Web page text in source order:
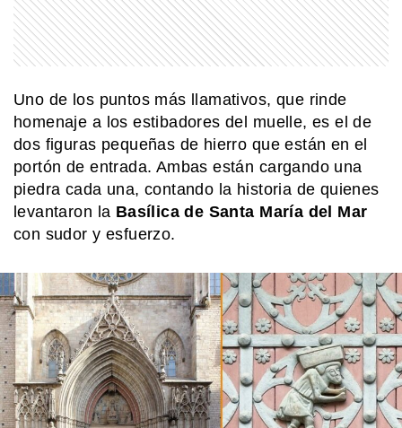
Uno de los puntos más llamativos, que rinde
homenaje a los estibadores del muelle, es el de
dos figuras pequeñas de hierro que están en el
portón de entrada. Ambas están cargando una
piedra cada una, contando la historia de quienes
levantaron la Basílica de Santa María del Mar
con sudor y esfuerzo.
MI PAIS
Cementerio El Salvador: el histórico
sitio patrimonial de Rosario que
sorprende por su arte y su memoria
MI PAIS
Estela: el pueblo ferroviario
bonaerense que quedó en silencio
MI PAIS
¿Por qué el lago Vintter es uno de los
más pintorescos de Chubut?
HISTORIA
Querido Mariano Moreno: estas son
las cartas de amor que Guadalupe
Cuenca, su esposa, le escribió luego
de su partida
MI PAIS
Dulce de leche: cuál es su origen y